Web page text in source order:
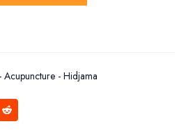
Acupuncture - Hidjama